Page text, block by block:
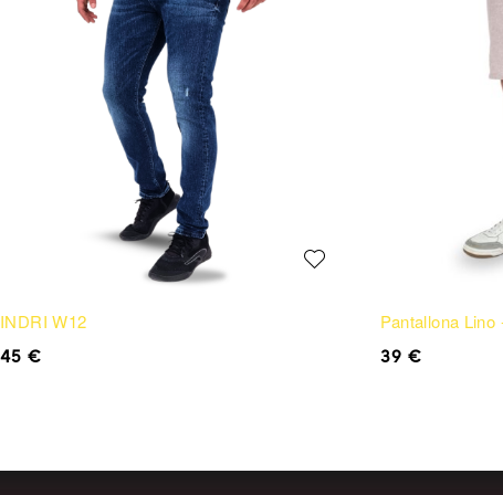
INDRI W12
45€
Pantallona Lino
39 €